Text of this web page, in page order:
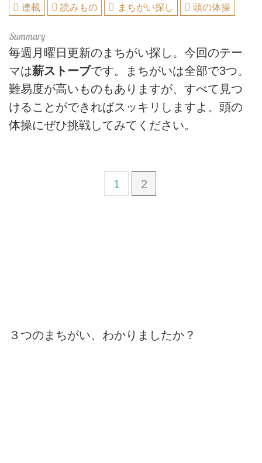
連載 読みもの まちがい探し 頭の体操
毎週月曜日更新のまちがい探し。今回のテー
マは薪ストーブです。まちがいは全部で3つ。
難易度が高いものもありますが、すべて見つ
けることができればスッキリしますよ。頭の
体操にぜひ挑戦してみてください。
1 2
３つのまちがい、わかりましたか？